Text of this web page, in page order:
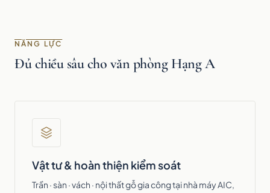
NĂNG LỰC
Đủ chiều sâu cho văn phòng Hạng A
Vật tư & hoàn thiện kiểm soát
Trần · sàn · vách · nội thất gỗ gia công tại nhà máy AIC,